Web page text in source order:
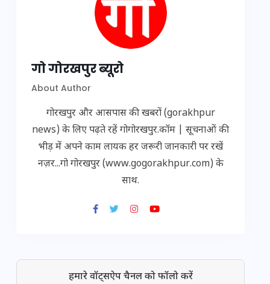
गो गोरखपुर ब्यूरो
About Author
गोरखपुर और आसपास की खबरों (gorakhpur
news) के लिए पढ़ते रहें गोगोरखपुर.कॉम | सूचनाओं की
भीड़ में अपने काम लायक हर जरूरी जानकारी पर रखें
नज़र...गो गोरखपुर (www.gogorakhpur.com) के
साथ.
हमारे वॉट्सऐप चैनल को फॉलो करें